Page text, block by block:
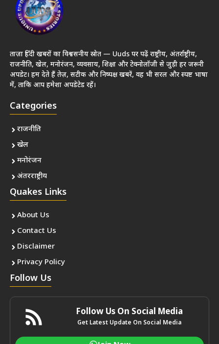
ताज़ा हिंदी खबरों का विश्वसनीय स्रोत — Uuds पर पढ़ें राष्ट्रीय, अंतर्राष्ट्रीय,
राजनीति, खेल, मनोरंजन, व्यवसाय, शिक्षा और टेक्नोलॉजी से जुड़ी हर जरूरी
अपडेट। हम देते हैं तेज़, सटीक और निष्पक्ष खबरें, वह भी सरल और स्पष्ट भाषा
में, ताकि आप हमेशा अपडेटेड रहें।
Categories
राजनीति
खेल
मनोरंजन
अंतरराष्ट्रीय
Quakes Links
About Us
Contact Us
Disclaimer
Privacy Policy
Follow Us
Follow Us On Social Media
Get Latest Update On Social Media